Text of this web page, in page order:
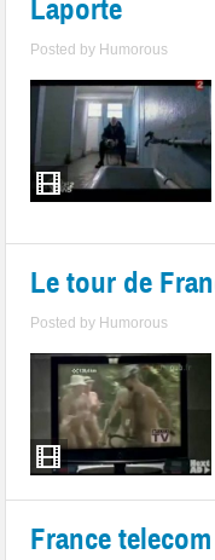
Laporte
Posted by Humorous
Le tour de
Posted by Humorous
France telecom